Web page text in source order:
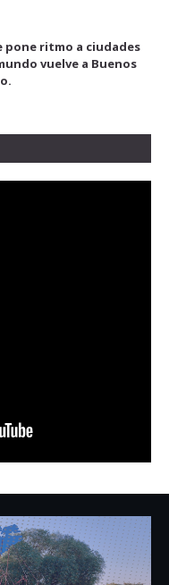
pone ritmo a ciudades
vuelve a Buenos